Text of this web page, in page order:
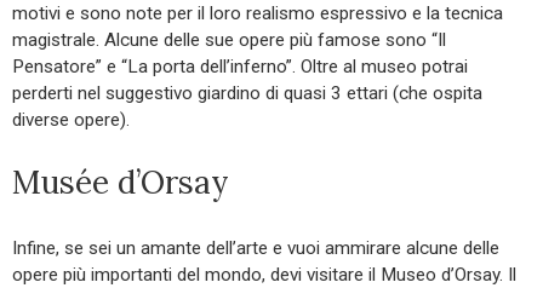
motivi e sono note per il loro realismo espressivo e la tecnica
magistrale. Alcune delle sue opere più famose sono “Il
Pensatore” e “La porta dell’inferno”. Oltre al museo potrai
perderti nel suggestivo giardino di quasi 3 ettari (che ospita
diverse opere).
Musée d’Orsay
Infine, se sei un amante dell’arte e vuoi ammirare alcune delle
opere più importanti del mondo, devi visitare il Museo d’Orsay. Il